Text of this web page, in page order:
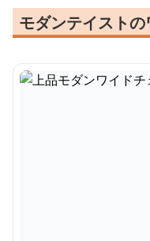
モダンテイスト